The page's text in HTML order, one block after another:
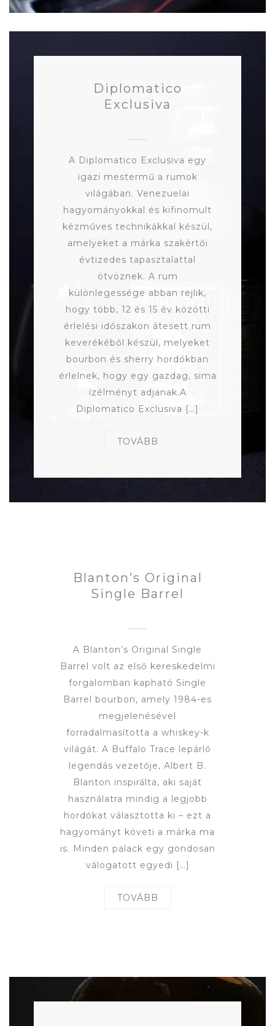
Diplomatico
Exclusiva
A Diplomatico Exclusiva egy
igazi mestermű a rumok
világában. Venezuelai
hagyományokkal és kifinomult
kézműves technikákkal készül,
amelyeket a márka szakértői
évtizedes tapasztalattal
ötvöznek. A rum
különlegessége abban rejlik,
hogy több, 12 és 15 év közötti
érlelési időszakon átesett rum
keverékéből készül, melyeket
bourbon és sherry hordókban
érlelnek, hogy egy gazdag, sima
ízélményt adjanak.A
Diplomatico Exclusiva […]
TOVÁBB
Blanton’s Original
Single Barrel
A Blanton’s Original Single
Barrel volt az első kereskedelmi
forgalomban kapható Single
Barrel bourbon, amely 1984-es
megjelenésével
forradalmasította a whiskey-k
világát. A Buffalo Trace lepárló
legendás vezetője, Albert B.
Blanton inspirálta, aki saját
használatra mindig a legjobb
hordókat választotta ki – ezt a
hagyományt követi a márka ma
is. Minden palack egy gondosan
válogatott egyedi […]
TOVÁBB